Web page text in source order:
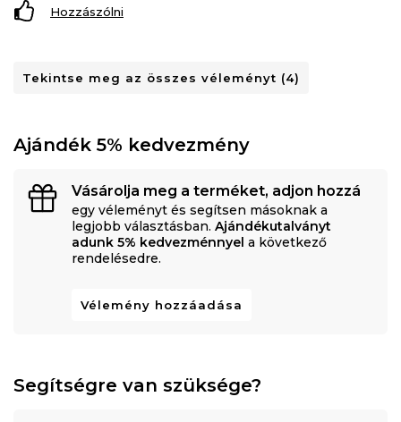
Hozzászólni
Tekintse meg az összes véleményt (4)
Ajándék 5% kedvezmény
Vásárolja meg a terméket, adjon hozzá
egy véleményt és segítsen másoknak a
legjobb választásban. Ajándékutalványt
adunk 5% kedvezménnyel a következő
rendelésedre.
Vélemény hozzáadása
Segítségre van szüksége?